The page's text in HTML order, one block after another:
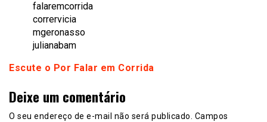
falaremcorrida
corrervicia
mgeronasso
julianabam
Escute o Por Falar em Corrida
Deixe um comentário
O seu endereço de e-mail não será publicado. Campos